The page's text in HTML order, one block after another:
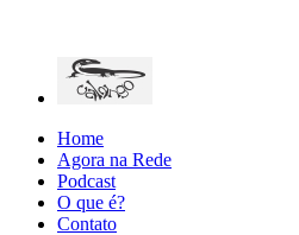
Home
Agora na Rede
Podcast
O que é?
Contato